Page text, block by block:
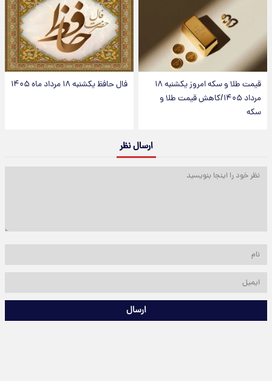
قیمت طلا و سکه امروز یکشنبه ۱۸
مرداد ۱۴۰۵/کاهش قیمت طلا و
سکه
فال حافظ یکشنبه ۱۸ مرداد ماه ۱۴۰۵
ارسال نظر
ارسال